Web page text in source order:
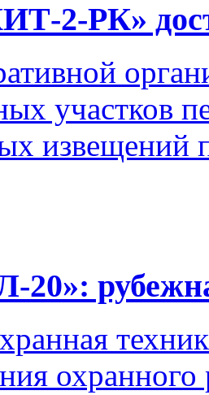
2-РК»
участков
извещений
охранного